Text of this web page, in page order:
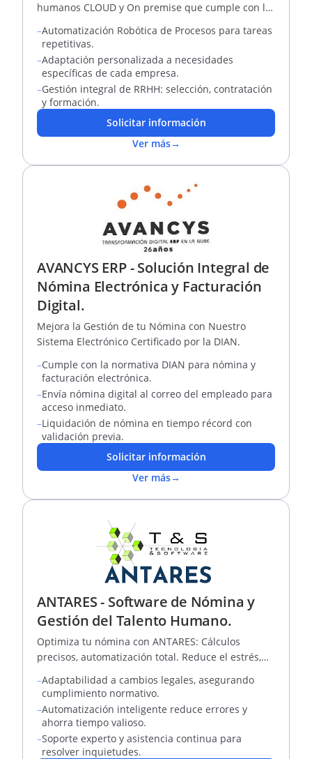
humanos CLOUD y On premise que cumple con la
–Automatización Robótica de Procesos para tareas
repetitivas.
–Adaptación personalizada a necesidades
específicas de cada empresa.
–Gestión integral de RRHH: selección, contratación
y formación.
Solicitar información
Ver más→
AVANCYS ERP - Solución Integral de
Nómina Electrónica y Facturación
Digital.
Mejora la Gestión de tu Nómina con Nuestro
Sistema Electrónico Certificado por la DIAN.
–Cumple con la normativa DIAN para nómina y
facturación electrónica.
–Envía nómina digital al correo del empleado para
acceso inmediato.
–Liquidación de nómina en tiempo récord con
validación previa.
Solicitar información
Ver más→
ANTARES - Software de Nómina y
Gestión del Talento Humano.
Optimiza tu nómina con ANTARES: Cálculos
precisos, automatización total. Reduce el estrés,
estamos sonriendo!
–Adaptabilidad a cambios legales, asegurando
cumplimiento normativo.
–Automatización inteligente reduce errores y
ahorra tiempo valioso.
–Soporte experto y asistencia continua para
resolver inquietudes.